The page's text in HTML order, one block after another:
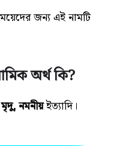
জন্য এই নামটি
অর্থ কি?
মৃদু, নমনীয়ইত্যাদি।